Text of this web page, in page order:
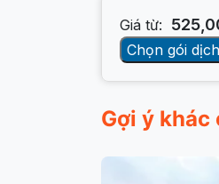
Giá từ:
Chọn gói
Gợi ý khác